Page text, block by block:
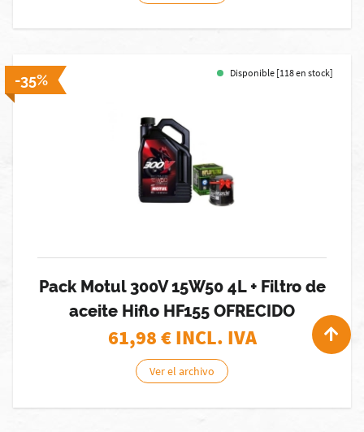
-35% Disponible [118 en stock]
Pack Motul 300V 15W50 4L + Filtro de
aceite Hiflo HF155 OFRECIDO
61,98€ INCL. IVA
Ver el archivo